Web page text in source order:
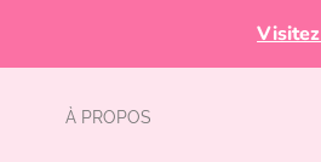
À PROPOS